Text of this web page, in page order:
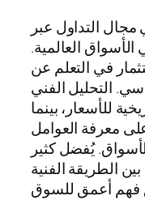
مجال التداول عبر
العالمية.
في التعلم عن
التحليل الفني
للأسعار، بينما
معرفة العوامل
يُفضل كثير
الطريقة الفنية